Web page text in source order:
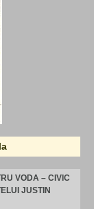
VODA – CIVIC
JUSTIN